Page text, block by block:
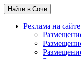
Найти в Сочи
Реклама на сайте